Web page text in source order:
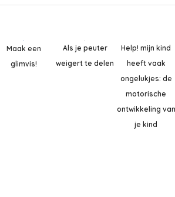
Maak een
glimvis!
Als je peuter
weigert te delen
Help! mijn kind
heeft vaak
ongelukjes: de
motorische
ontwikkeling van
je kind